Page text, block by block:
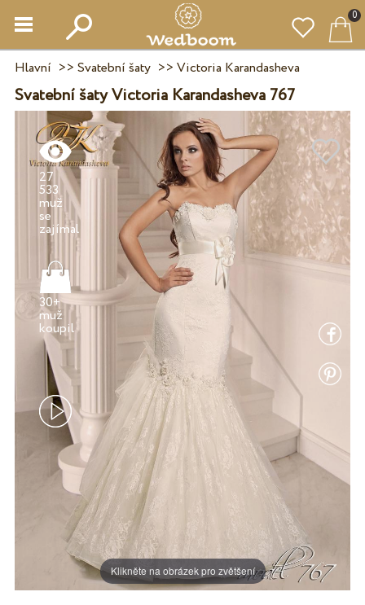
0
Hlavní >> Svatební šaty>> Victoria Karandasheva
Svatební šaty Victoria Karandasheva 767
Klikněte na obrázek pro zvětšení
27
533
muž
se
30+
muž